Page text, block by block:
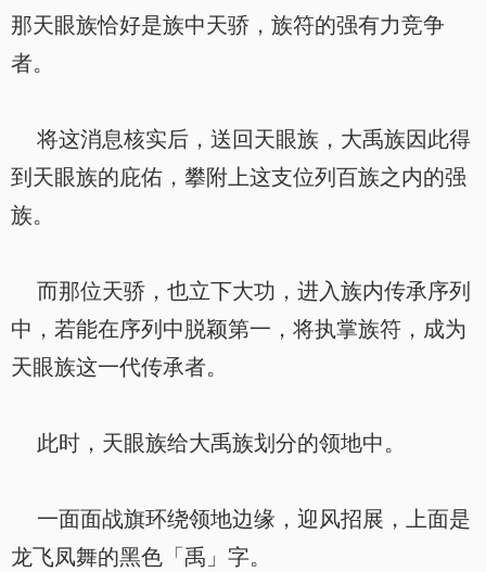
那天眼族恰好是族中天骄，族符的强有力竞争
者。
将这消息核实后，送回天眼族，大禹族因此得
到天眼族的庇佑，攀附上这支位列百族之内的强
族。
而那位天骄，也立下大功，进入族内传承序列
中，若能在序列中脱颖第一，将执掌族符，成为
天眼族这一代传承者。
此时，天眼族给大禹族划分的领地中。
一面面战旗环绕领地边缘，迎风招展，上面是
龙飞凤舞的黑色「禹」字。